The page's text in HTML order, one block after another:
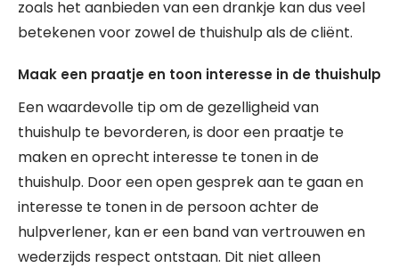
zoals het aanbieden van een drankje kan dus veel
betekenen voor zowel de thuishulp als de cliënt.
Maak een praatje en toon interesse in de thuishulp
Een waardevolle tip om de gezelligheid van
thuishulp te bevorderen, is door een praatje te
maken en oprecht interesse te tonen in de
thuishulp. Door een open gesprek aan te gaan en
interesse te tonen in de persoon achter de
hulpverlener, kan er een band van vertrouwen en
wederzijds respect ontstaan. Dit niet alleen